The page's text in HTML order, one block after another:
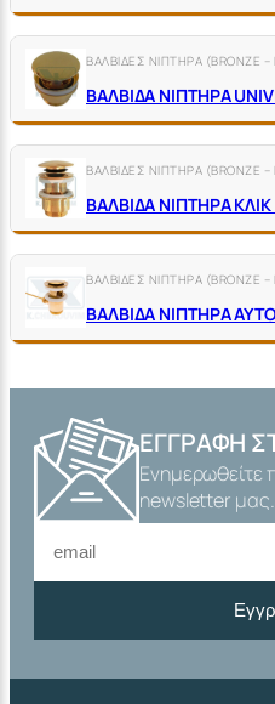
ΒΑΛΒΙΔΕΣ ΝΙΠΤΗΡΑ (BRONZE –
ΒΑΛΒΙΔΑ ΝΙΠΤΗΡΑ
ΒΑΛΒΙΔΕΣ ΝΙΠΤΗΡΑ (BRONZE –
ΒΑΛΒΙΔΕΣ ΝΙΠΤΗΡΑ (BRONZE –
ΒΑΛΒΙΔΑ ΝΙΠΤΗΡΑ
ΕΓΓΡΑΦΉ
Ενημερωθείτε
newsletter μας.